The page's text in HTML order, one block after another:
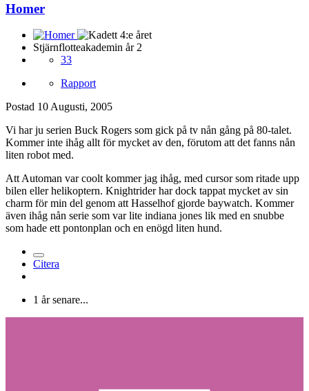
Homer
Stjärnflotteakademin år 2
33
Rapport
Postad 10 Augusti, 2005
Vi har ju serien Buck Rogers som gick på tv nån gång på 80-talet.
Kommer inte ihåg allt för mycket av den, förutom att det fanns nån
liten robot med.
Att Automan var coolt kommer jag ihåg, med cursor som ritade upp
bilen eller helikoptern. Knightrider har dock tappat mycket av sin
charm för min del genom att Hasselhof gjorde baywatch. Kommer
även ihåg nån serie som var lite indiana jones lik med en snubbe
som hade ett pontonplan och en enögd liten hund.
Citera
1 år senare...